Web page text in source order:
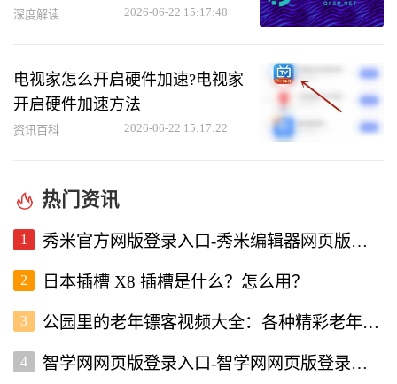
深度解读 2026-06-22 15:17:48
电视家怎么开启硬件加速?电视家
开启硬件加速方法
资讯百科 2026-06-22 15:17:22
热门资讯
1 秀米官方网版登录入口-秀米编辑器网页版登录入口
2 日本插槽 X8 插槽是什么？怎么用？
3 公园里的老年镖客视频大全：各种精彩老年镖客瞬间全收录
4 智学网网页版登录入口-智学网网页版登录入口